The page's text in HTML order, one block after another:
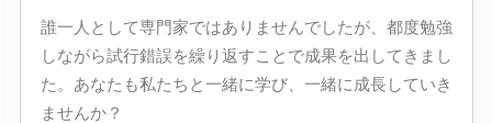
誰一人として専門家ではありませんでしたが、都度勉強
しながら試行錯誤を繰り返すことで成果を出してきまし
た。あなたも私たちと一緒に学び、一緒に成長していき
ませんか？